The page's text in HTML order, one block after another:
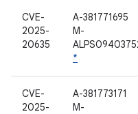
CVE-
2025-
20635
A-381771695
M-
*
CVE-
2025-
A-381773171
M-